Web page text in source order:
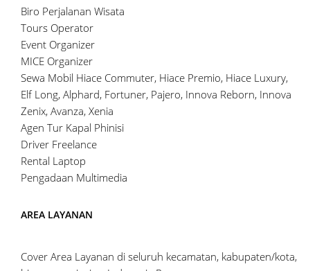
Biro Perjalanan Wisata
Tours Operator
Event Organizer
MICE Organizer
Sewa Mobil Hiace Commuter, Hiace Premio, Hiace Luxury,
Elf Long, Alphard, Fortuner, Pajero, Innova Reborn, Innova
Zenix, Avanza, Xenia
Agen Tur Kapal Phinisi
Driver Freelance
Rental Laptop
Pengadaan Multimedia
AREA LAYANAN
Cover Area Layanan di seluruh kecamatan, kabupaten/kota,